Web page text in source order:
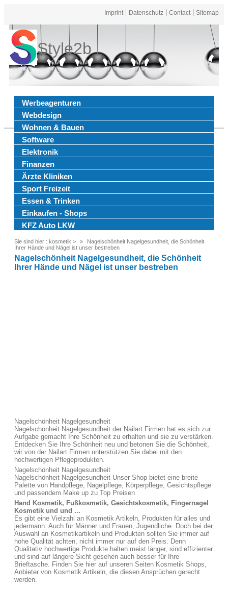
Imprint Datenschutz Contact Sitemap
Style2b
Werbeagenturen
Webdesign
Wohnen & Bauen
Software
Elektronik
Finanzen
Ärzte Kliniken
Sport Freizeit
Essen & Trinken
Einkaufen - Shops
KFZ Auto LKW
Sie sind hier : kosmetik >
Nagelschönheit Nagelgesundheit, die Schönheit
Ihrer Hände und Nägel ist unser bestreben
Nagelschönheit Nagelgesundheit, die Schönheit
Ihrer Hände und Nägel ist unser bestreben
Nagelschönheit Nagelgesundheit
Nagelschönheit Nagelgesundheit der Nailart Firmen hat es sich zur
Aufgabe gemacht Ihre Schönheit zu erhalten und sie zu verstärken.
Entdecken Sie Ihre Schönheit neu und betonen Sie die Schönheit,
wir von der Nailart Firmen unterstützen Sie dabei mit den
hochwertigen Pflegeprodukten.
Nagelschönheit Nagelgesundheit
Nagelschönheit Nagelgesundheit Unser Shop bietet eine breite
Palette von Handpflege, Nagelpflege, Körperpflege, Gesichtspflege
und passendem Make up zu Top Preisen
Hand Kosmetik, Fußkosmetik, Gesichtskosmetik, Fingernagel
Kosmetik und und ...
Es gibt eine Vielzahl an Kosmetik Artikeln, Produkten für alles und
jedermann. Auch für Männer und Frauen, Jugendliche. Doch bei der
Auswahl an Kosmetikartikeln und Produkten sollten Sie immer auf
hohe Qualität achten, nicht immer nur auf den Preis. Denn
Qualitativ hochwertige Produkte halten meist länger, sind effizienter
und sind auf längere Sicht gesehen auch besser für Ihre
Brieftasche. Finden Sie hier auf unseren Seiten Kosmetik Shops,
Anbieter von Kosmetik Artikeln, die diesen Ansprüchen gerecht
werden.